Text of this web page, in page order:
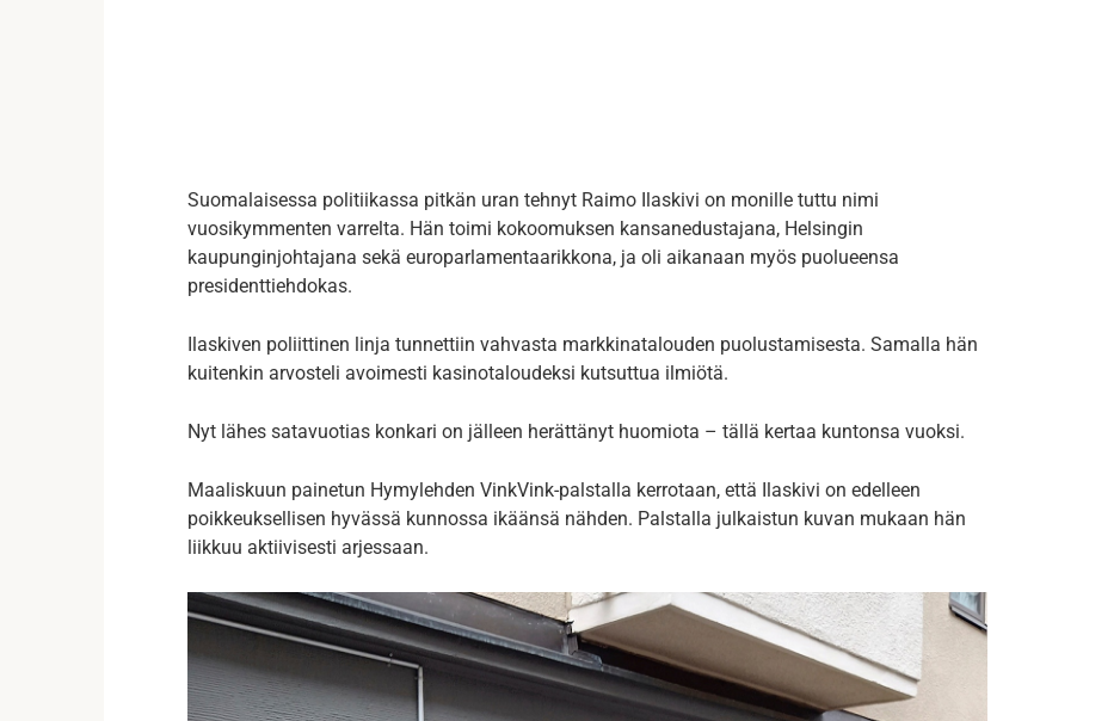
Suomalaisessa politiikassa pitkän uran tehnyt Raimo Ilaskivi on monille tuttu nimi
vuosikymmenten varrelta. Hän toimi kokoomuksen kansanedustajana, Helsingin
kaupunginjohtajana sekä europarlamentaarikkona, ja oli aikanaan myös puolueensa
presidenttiehdokas.
Ilaskiven poliittinen linja tunnettiin vahvasta markkinatalouden puolustamisesta. Samalla hän
kuitenkin arvosteli avoimesti kasinotaloudeksi kutsuttua ilmiötä.
Nyt lähes satavuotias konkari on jälleen herättänyt huomiota – tällä kertaa kuntonsa vuoksi.
Maaliskuun painetun Hymylehden VinkVink-palstalla kerrotaan, että Ilaskivi on edelleen
poikkeuksellisen hyvässä kunnossa ikäänsä nähden. Palstalla julkaistun kuvan mukaan hän
liikkuu aktiivisesti arjessaan.